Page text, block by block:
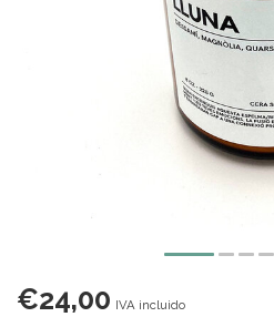
€24,00 IVA incluido